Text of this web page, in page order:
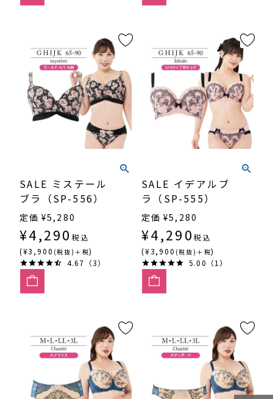
SALE ミステール
ブラ（SP-556）
定価 ¥5,280
¥4,290 税込
(¥3,900 (税抜)＋税)
4.67（3）
SALE イデアルブ
ラ（SP-555）
定価 ¥5,280
¥4,290 税込
(¥3,900 (税抜)＋税)
5.00（1）